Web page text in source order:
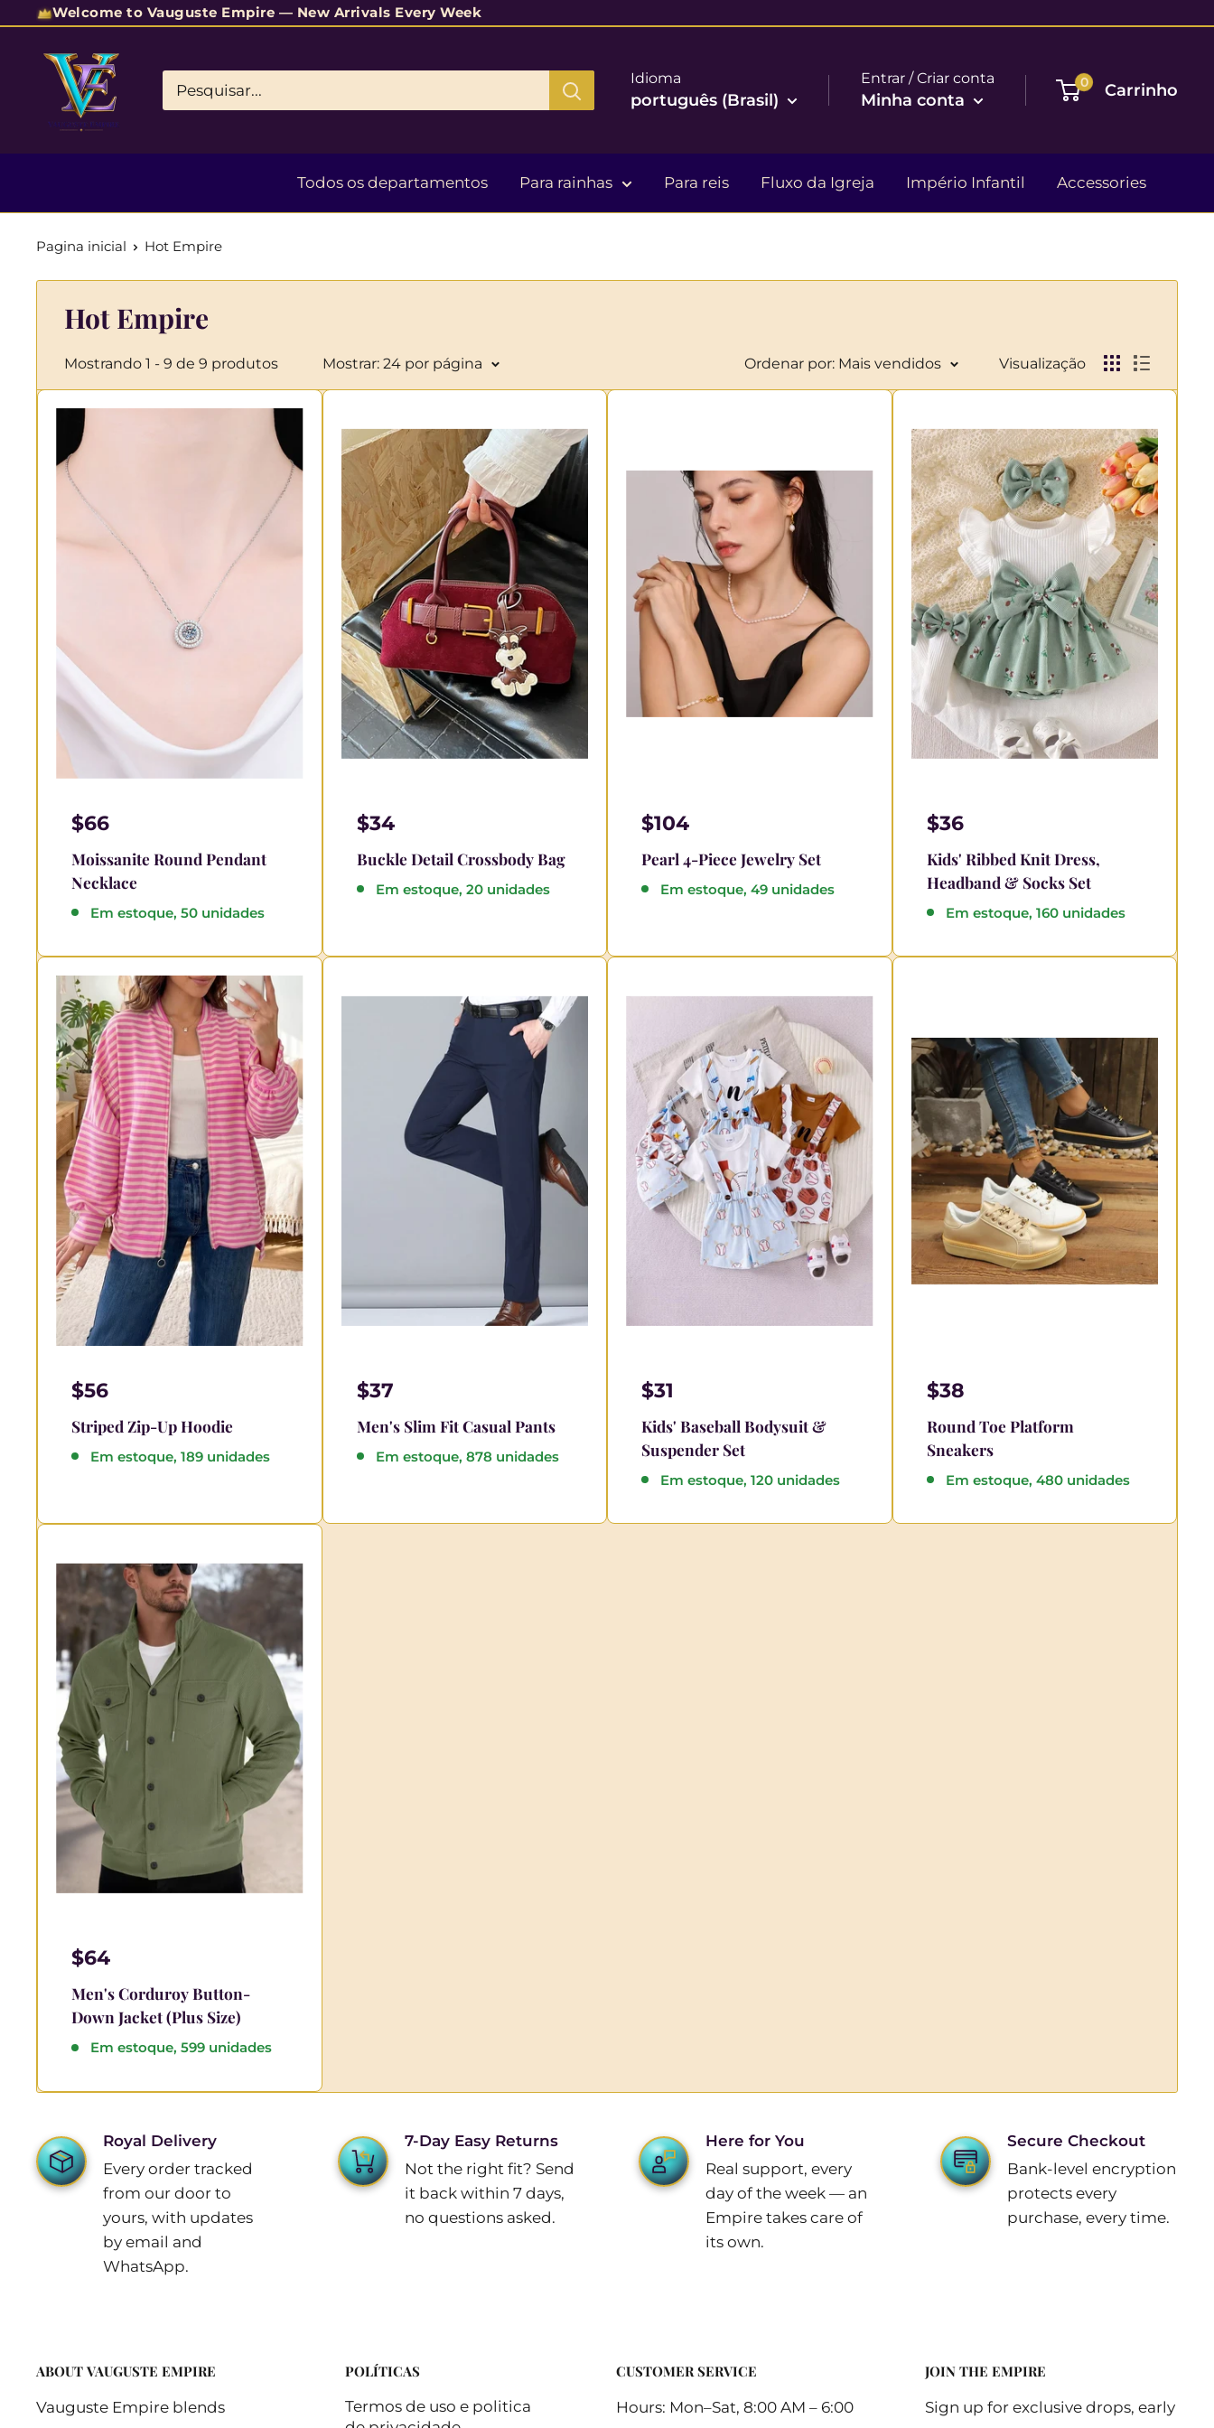
Welcome to Vauguste Empire — New Arrivals Every Week
Idioma
português (Brasil)
Entrar / Criar conta
Minha conta
0 Carrinho
Todos os departamentos Para rainhas Para reis Fluxo da Igreja Império Infantil Accessories
Pagina inicial Hot Empire
Hot Empire
Mostrando 1 - 9 de 9 produtos Mostrar: 24 por página Ordenar por: Mais vendidos Visualização
$66
Moissanite Round Pendant
Necklace
Em estoque, 50 unidades
$34
Buckle Detail Crossbody Bag
Em estoque, 20 unidades
$104
Pearl 4-Piece Jewelry Set
Em estoque, 49 unidades
$36
Kids' Ribbed Knit Dress,
Headband & Socks Set
Em estoque, 160 unidades
$56
Striped Zip-Up Hoodie
Em estoque, 189 unidades
$37
Men's Slim Fit Casual Pants
Em estoque, 878 unidades
$31
Kids' Baseball Bodysuit &
Suspender Set
Em estoque, 120 unidades
$38
Round Toe Platform
Sneakers
Em estoque, 480 unidades
$64
Men's Corduroy Button-
Down Jacket (Plus Size)
Em estoque, 599 unidades
Royal Delivery
Every order tracked
from our door to
yours, with updates
by email and
WhatsApp.
7-Day Easy Returns
Not the right fit? Send
it back within 7 days,
no questions asked.
Here for You
Real support, every
day of the week — an
Empire takes care of
its own.
Secure Checkout
Bank-level encryption
protects every
purchase, every time.
ABOUT VAUGUSTE EMPIRE
Vauguste Empire blends
POLÍTICAS
Termos de uso e politica
CUSTOMER SERVICE
Hours: Mon–Sat, 8:00 AM – 6:00
JOIN THE EMPIRE
Sign up for exclusive drops, early